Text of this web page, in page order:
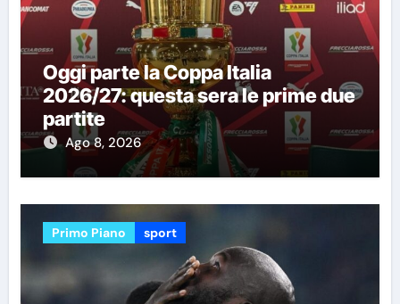
Oggi parte la Coppa Italia
2026/27: questa sera le prime due
partite
Ago 8, 2026
Primo Piano sport